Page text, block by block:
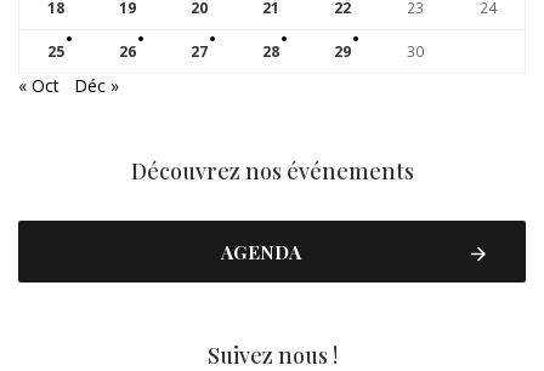
18 19 20 21 22 23 24
25 26 27 28 29 30
« Oct Déc »
Découvrez nos événements
AGENDA
Suivez nous !